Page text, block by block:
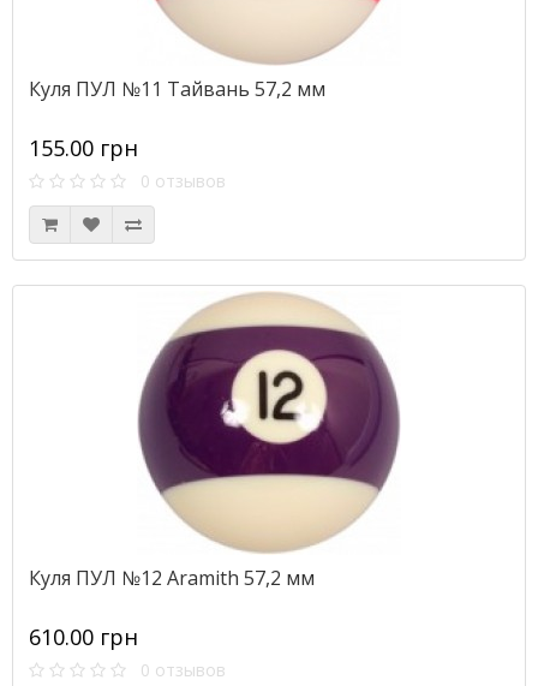
Куля ПУЛ №11 Тайвань 57,2 мм
155.00 грн
0 отзывов
Куля ПУЛ №12 Aramith 57,2 мм
610.00 грн
0 отзывов